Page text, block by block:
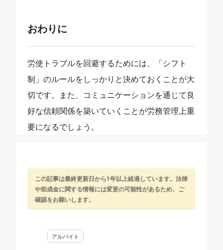
おわりに
労使トラブルを回避するためには、「シフト
制」のルールをしっかりと決めておくことが大
切です。また、コミュニケーションを通じて良
好な信頼関係を築いていくことが労務管理上重
要になるでしょう。
この記事は最終更新日から1年以上経過しています。法律
や助成金に関する情報には変更の可能性があるため、ご
確認をお願いします。
アルバイト